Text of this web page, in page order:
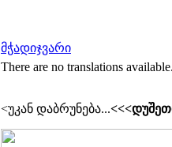
მჭადიჯვარი
There are no translations
<უკან დაბრუნება...